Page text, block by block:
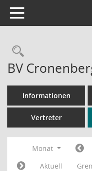
Toggle navigation
BV
Informationen
Vertreter
Monat
Aktuell